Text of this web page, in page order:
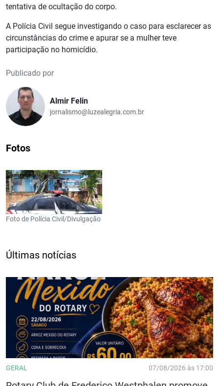
tentativa de ocultação do corpo.
A Polícia Civil segue investigando o caso para esclarecer as
circunstâncias do crime e apurar se a mulher teve
participação no homicídio.
Publicado por
Almir Felin
jornalismo@luzealegria.com.br
Fotos
Foto de Polícia Civil/Divulgação
Últimas notícias
GERAL 07/08/2026 às 17:00